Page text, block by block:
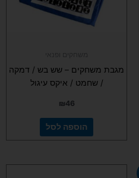
מגבת משחקים – שש בש / דמקה
/ שחמט / איקס עיגול
₪46
הוספה לסל